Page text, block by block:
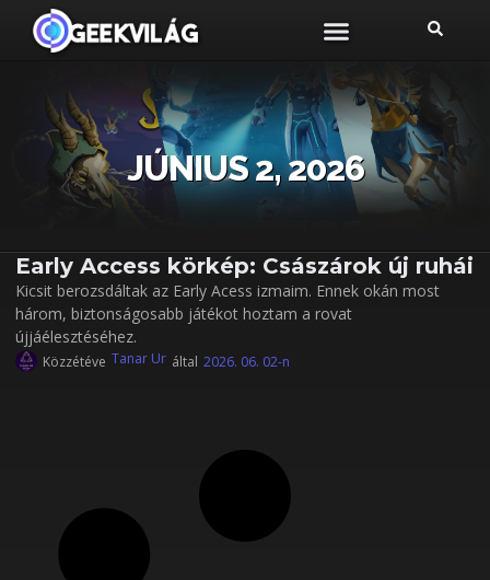
JÚNIUS 2, 2026
Early Access körkép: Császárok új ruhái
Kicsit berozsdáltak az Early Acess izmaim. Ennek okán most
három, biztonságosabb játékot hoztam a rovat
újjáélesztéséhez.
Közzétéve Tanar Ur által 2026. 06. 02-n